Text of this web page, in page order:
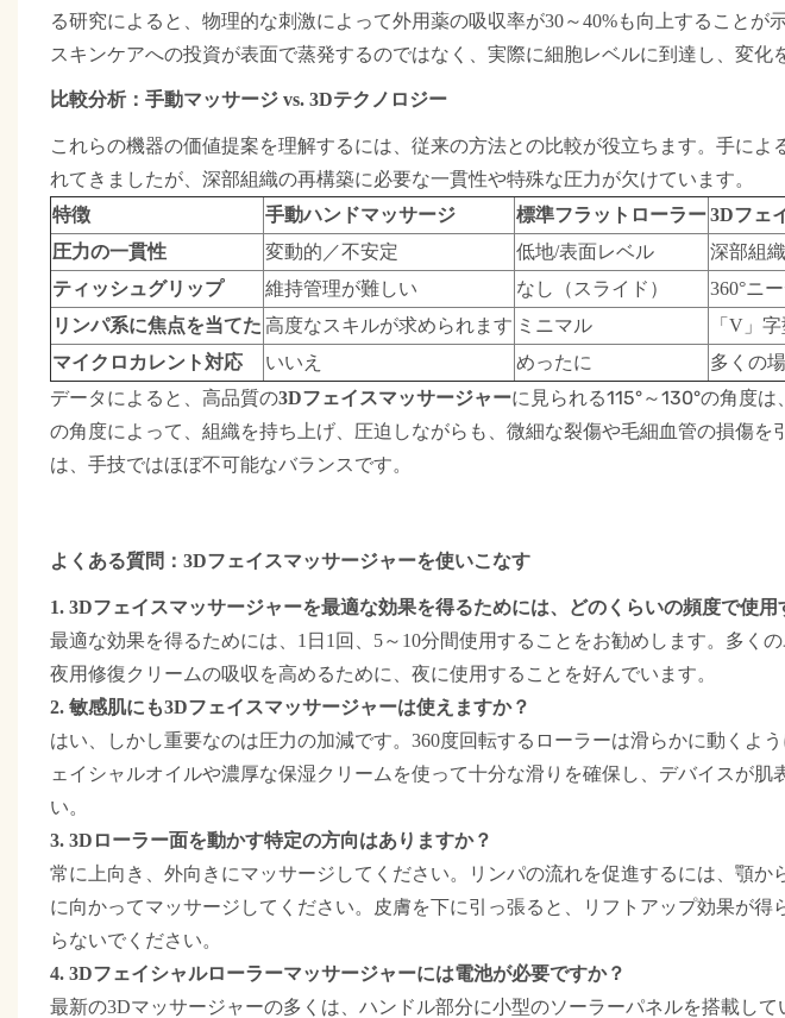
る研究によると、物理的な刺激によって外用薬の吸収率が30～40%も向上することが
スキンケアへの投資が表面で蒸発するのではなく、実際に細胞レベルに到達し、変化
比較分析：手動マッサージ vs. 3Dテクノロジー
これらの機器の価値提案を理解するには、従来の方法との比較が役立ちます。手によ
れてきましたが、深部組織の再構築に必要な一貫性や特殊な圧力が欠けています。
特徴
手動ハンドマッサージ 標準フラットローラー3Dフェ
圧力の一貫性
変動的／不安定 低地/表面レベル
深部組
ティッシュグリップ
維持管理が難しい なし（スライド）
360°ニ
リンパ系に焦点を当てた 高度なスキルが求められます ミニマル
「V」
マイクロカレント対応
いいえ めったに
多くの
データによると、高品質の3Dフェイスマッサージャーに見られる115°～130°の角度は
の角度によって、組織を持ち上げ、圧迫しながらも、微細な裂傷や毛細血管の損傷を
は、手技ではほぼ不可能なバランスです。
よくある質問：3Dフェイスマッサージャーを使いこなす
1. 3Dフェイスマッサージャーを最適な効果を得るためには、どのくらいの頻度で使用
最適な効果を得るためには、1日1回、5～10分間使用することをお勧めします。多く
夜用修復クリームの吸収を高めるために、夜に使用することを好んでいます。
2. 敏感肌にも3Dフェイスマッサージャーは使えますか？
はい、しかし重要なのは圧力の加減です。360度回転するローラーは滑らかに動くよ
ェイシャルオイルや濃厚な保湿クリームを使って十分な滑りを確保し、デバイスが肌
い。
3. 3Dローラー面を動かす特定の方向はありますか？
常に上向き、外向きにマッサージしてください。リンパの流れを促進するには、顎か
に向かってマッサージしてください。皮膚を下に引っ張ると、リフトアップ効果が得
らないでください。
4. 3Dフェイシャルローラーマッサージャーには電池が必要ですか？
最新の3Dマッサージャーの多くは、ハンドル部分に小型のソーラーパネルを搭載し